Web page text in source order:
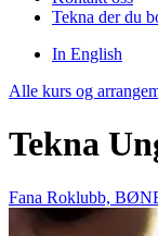
Tekna der du
In English
Alle kurs og
Tekna
Fana Roklubb,